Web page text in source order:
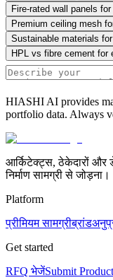
Fire-rated wall panels
Premium ceiling mesh
Sustainable materials
HPL vs fibre cement for
HIASHI AI provides
portfolio data. Always
आर्किटेक्ट्स, ठेकेदारों और
निर्माण सामग्री से जोड़ना।
Platform
प्रीमियम सामग्रीब्रांड
Get started
RFQ भेजेंSubmit